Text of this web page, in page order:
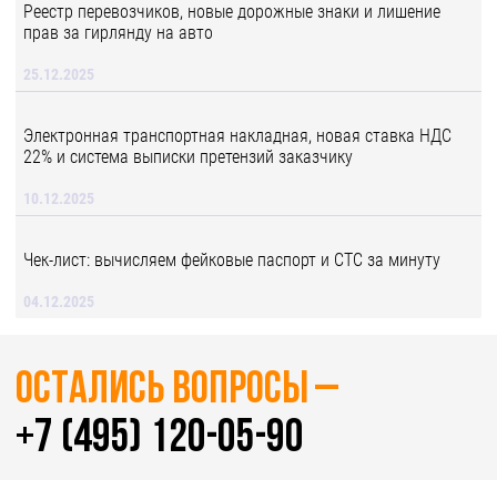
Реестр перевозчиков, новые дорожные знаки и лишение
прав за гирлянду на авто
25.12.2025
Электронная транспортная накладная, новая ставка НДС
22% и система выписки претензий заказчику
10.12.2025
Чек-лист: вычисляем фейковые паспорт и СТС за минуту
04.12.2025
Остались вопросы –
+7 (495) 120-05-90